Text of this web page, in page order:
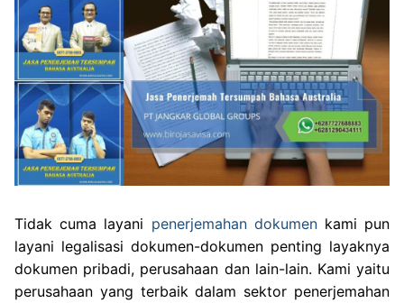
Tidak cuma layani penerjemahan dokumenkami pun
layani legalisasi dokumen-dokumen penting layaknya
dokumen pribadi, perusahaan dan lain-lain. Kami yaitu
perusahaan yang terbaik dalam sektor penerjemahan